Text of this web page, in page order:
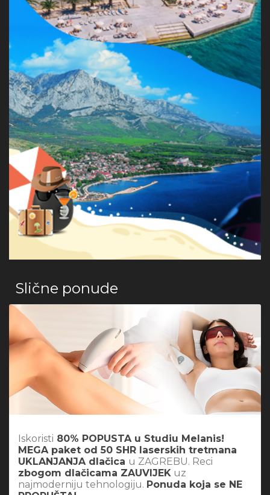
Slične ponude
Iskoristi 80% POPUSTA u Studiu Melanis!
MEGA paket od 50 SHR laserskih tretmana
UKLANJANJA dlačica u ZAGREBU. Reci
zbogom dlačicama ZAUVIJEK uz
najmoderniju tehnologiju. Ponuda koja se NE